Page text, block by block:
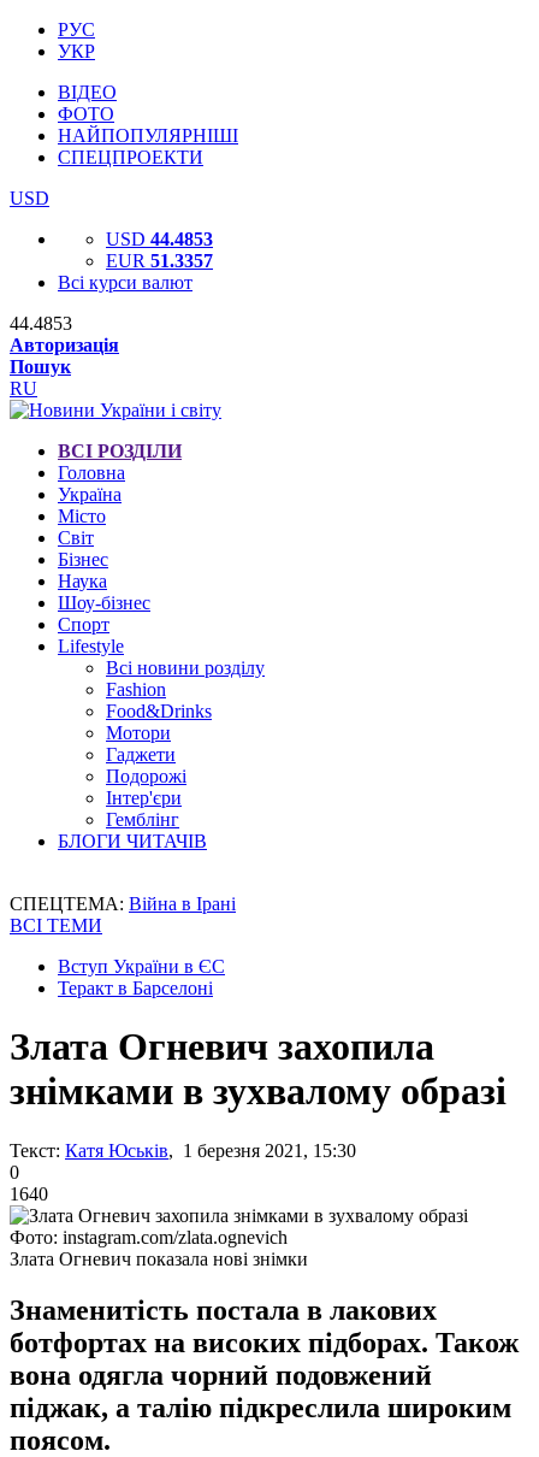
РУС
УКР
ВІДЕО
ФОТО
НАЙПОПУЛЯРНІШІ
СПЕЦПРОЕКТИ
USD
USD 44.4853
EUR 51.3357
Всі курси валют
44.4853
Авторизація
Пошук
RU
ВСІ РОЗДІЛИ
Головна
Україна
Місто
Світ
Бізнес
Наука
Шоу-бізнес
Спорт
Lifestyle
Всі новини розділу
Fashion
Food&Drinks
Мотори
Гаджети
Подорожі
Інтер'єри
Гемблінг
БЛОГИ ЧИТАЧІВ
СПЕЦТЕМА: Війна в Ірані
ВСІ ТЕМИ
Вступ України в ЄС
Теракт в Барселоні
Злата Огневич захопила
знімками в зухвалому образі
Текст: Катя Юськів, 1 березня 2021, 15:30
0
1640
Фото: instagram.com/zlata.ognevich
Злата Огневич показала нові знімки
Знаменитість постала в лакових
ботфортах на високих підборах. Також
вона одягла чорний подовжений
піджак, а талію підкреслила широким
поясом.